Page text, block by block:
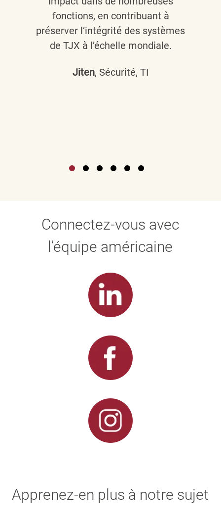
fonctions, en contribuant à
préserver l’intégrité des systèmes
de TJX à l’échelle mondiale.
Jiten, Sécurité, TI
Connectez-vous avec
l’équipe américaine
Apprenez-en plus à notre sujet